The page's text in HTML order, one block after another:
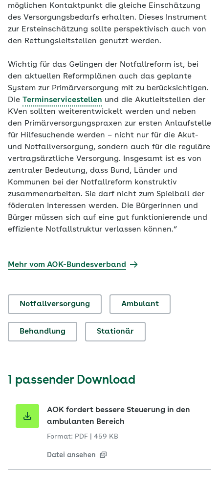
möglichen Kontaktpunkt die gleiche Einschätzung
des Versorgungsbedarfs erhalten. Dieses Instrument
zur Ersteinschätzung sollte perspektivisch auch von
den Rettungsleitstellen genutzt werden.
Wichtig für das Gelingen der Notfallreform ist, bei
den aktuellen Reformplänen auch das geplante
System zur Primärversorgung mit zu berücksichtigen.
Die Terminservicestellen und die Akutleitstellen der
KVen sollten weiterentwickelt werden und neben
den Primärversorgungspraxen zur ersten Anlaufstelle
für Hilfesuchende werden – nicht nur für die Akut-
und Notfallversorgung, sondern auch für die reguläre
vertragsärztliche Versorgung. Insgesamt ist es von
zentraler Bedeutung, dass Bund, Länder und
Kommunen bei der Notfallreform konstruktiv
zusammenarbeiten. Sie darf nicht zum Spielball der
föderalen Interessen werden. Die Bürgerinnen und
Bürger müssen sich auf eine gut funktionierende und
effiziente Notfallstruktur verlassen können.“
Mehr vom AOK-Bundesverband
Notfallversorgung Ambulant
Behandlung Stationär
1 passender Download
AOK fordert bessere Steuerung in den
ambulanten Bereich
Format: PDF 459 KB
Datei ansehen